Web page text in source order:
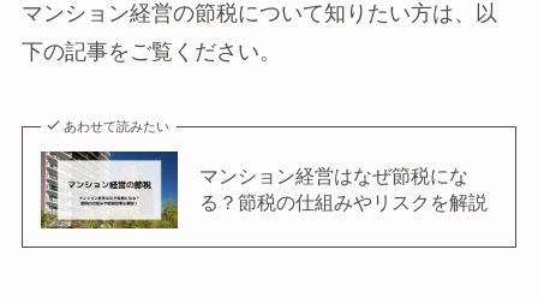
マンション経営の節税について知りたい方は、以
下の記事をご覧ください。
あわせて読みたい
マンション経営はなぜ節税にな
る？節税の仕組みやリスクを解説